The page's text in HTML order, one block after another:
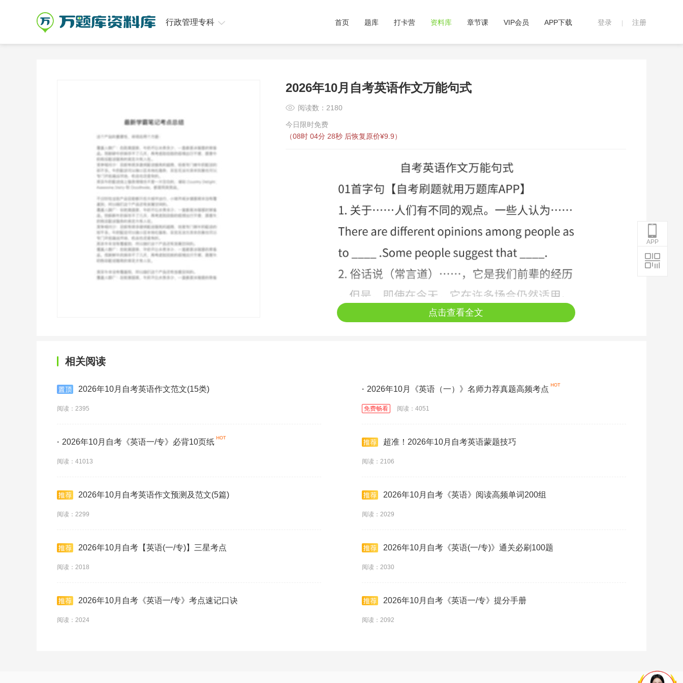
登录 注册
首页 题库 打卡营 资料库 章节课 VIP会员 APP下载
行政管理专科
2026年10月自考英语作文万能句式
阅读数：2180
今日限时免费
（08时 04分 27秒 后恢复原价¥9.9）
点击查看全文
相关阅读
2026年10月自考英语作文范文(15类)
阅读：2395
· 2026年10月《英语（一）》名师力荐真题高频考点
免费畅看 阅读：4051
· 2026年10月自考《英语一/专》必背10页纸
阅读：41013
超准！2026年10月自考英语蒙题技巧
阅读：2106
2026年10月自考英语作文预测及范文(5篇)
阅读：2299
2026年10月自考《英语》阅读高频单词200组
阅读：2029
2026年10月自考【英语(一/专)】三星考点
阅读：2018
2026年10月自考《英语(一/专)》通关必刷100题
阅读：2030
2026年10月自考《英语一/专》考点速记口诀
阅读：2024
2026年10月自考《英语一/专》提分手册
阅读：2092
APP